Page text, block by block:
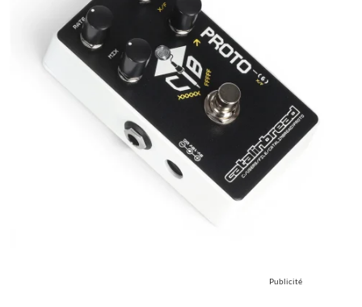
Publicité